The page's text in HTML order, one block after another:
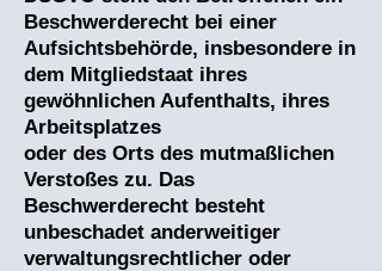
Beschwerderecht bei einer
Aufsichtsbehörde, insbesondere in
dem Mitgliedstaat ihres
gewöhnlichen Aufenthalts, ihres
Arbeitsplatzes
oder des Orts des mutmaßlichen
Verstoßes zu. Das
Beschwerderecht besteht
unbeschadet anderweitiger
verwaltungsrechtlicher oder